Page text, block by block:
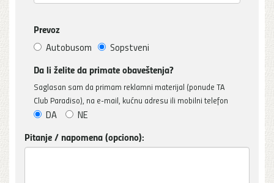
Prevoz
Autobusom Sopstveni
Da li želite da primate obaveštenja?
Saglasan sam da primam reklamni materijal (ponude TA
Club Paradiso), na e-mail, kućnu adresu ili mobilni telefon
DA NE
Pitanje / napomena (opciono):